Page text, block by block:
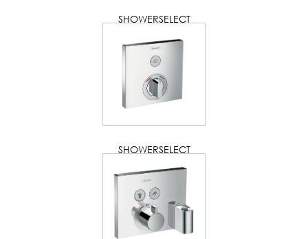
SHOWERSELECT
SHOWERSELECT